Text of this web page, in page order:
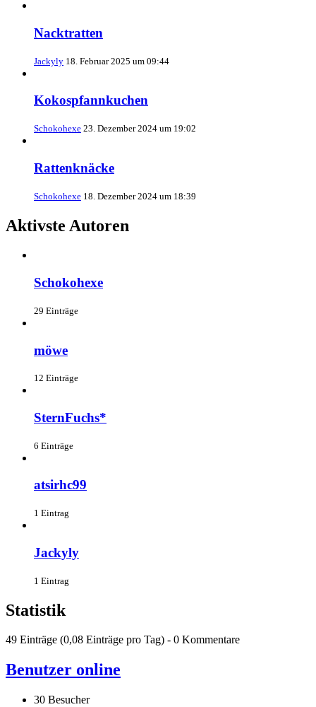
Nacktratten
Jackyly 18. Februar 2025 um 09:44
Kokospfannkuchen
Schokohexe 23. Dezember 2024 um 19:02
Rattenknäcke
Schokohexe 18. Dezember 2024 um 18:39
Aktivste Autoren
Schokohexe
29 Einträge
möwe
12 Einträge
SternFuchs*
6 Einträge
atsirhc99
1 Eintrag
Jackyly
1 Eintrag
Statistik
49 Einträge (0,08 Einträge pro Tag) - 0 Kommentare
Benutzer online
30 Besucher